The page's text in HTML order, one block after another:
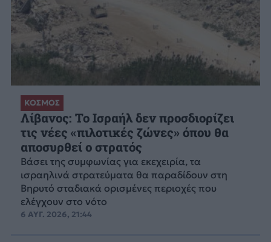
ΚΟΣΜΟΣ
Λίβανος: Το Ισραήλ δεν προσδιορίζει
τις νέες «πιλοτικές ζώνες» όπου θα
αποσυρθεί ο στρατός
Βάσει της συμφωνίας για εκεχειρία, τα
ισραηλινά στρατεύματα θα παραδίδουν στη
Βηρυτό σταδιακά ορισμένες περιοχές που
ελέγχουν στο νότο
6 ΑΥΓ. 2026, 21:44